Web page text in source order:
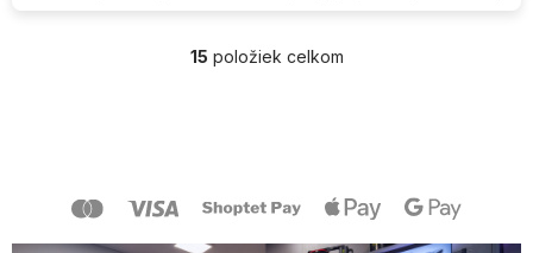
O
c
e
15 položiek celkom